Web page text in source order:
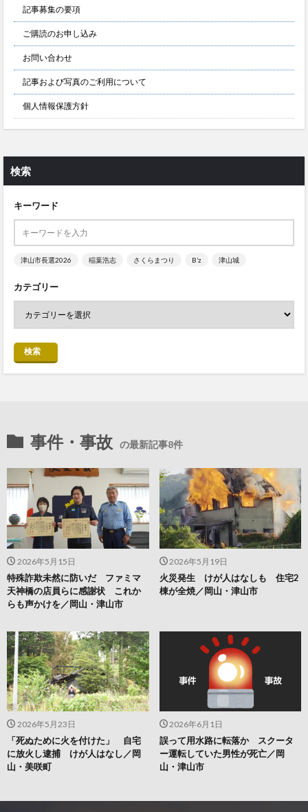
記事募集の要項
ご購読のお申し込み
お問い合わせ
記事および写真のご利用について
個人情報保護方針
検索
キーワード
津山市長選2026 稲葉浩志 さくらまつり B’z 津山城
カテゴリー
検索
事件・事故 の最新記事8件
2026年6月1日
誤って用水路に転落か スクータ
ー運転していた男性が死亡／岡
山・津山市
2026年5月23日
「死ぬために火を付けた」 自宅
に放火し逮捕 けが人はなし／岡
山・美咲町
2026年5月19日
火災発生 けが人はなしも 住宅2
棟が全焼／岡山・津山市
2026年5月15日
特殊詐欺未然に防いだ ファミマ
天神橋の店員らに感謝状 これか
らも声かけを／岡山・津山市